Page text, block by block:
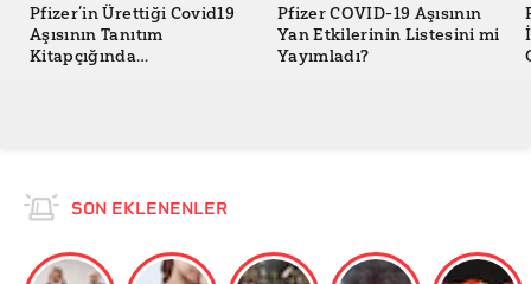
Pfizer’in Ürettiği Covid19
Aşısının Tanıtım
Kitapçığında
Pfizer COVID-19 Aşısının
Yan Etkilerinin Listesini mi
Yayımladı?
SON EKLENENLER